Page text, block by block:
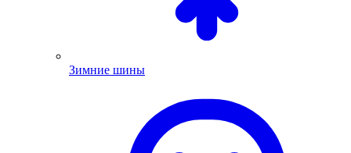
Зимние шины